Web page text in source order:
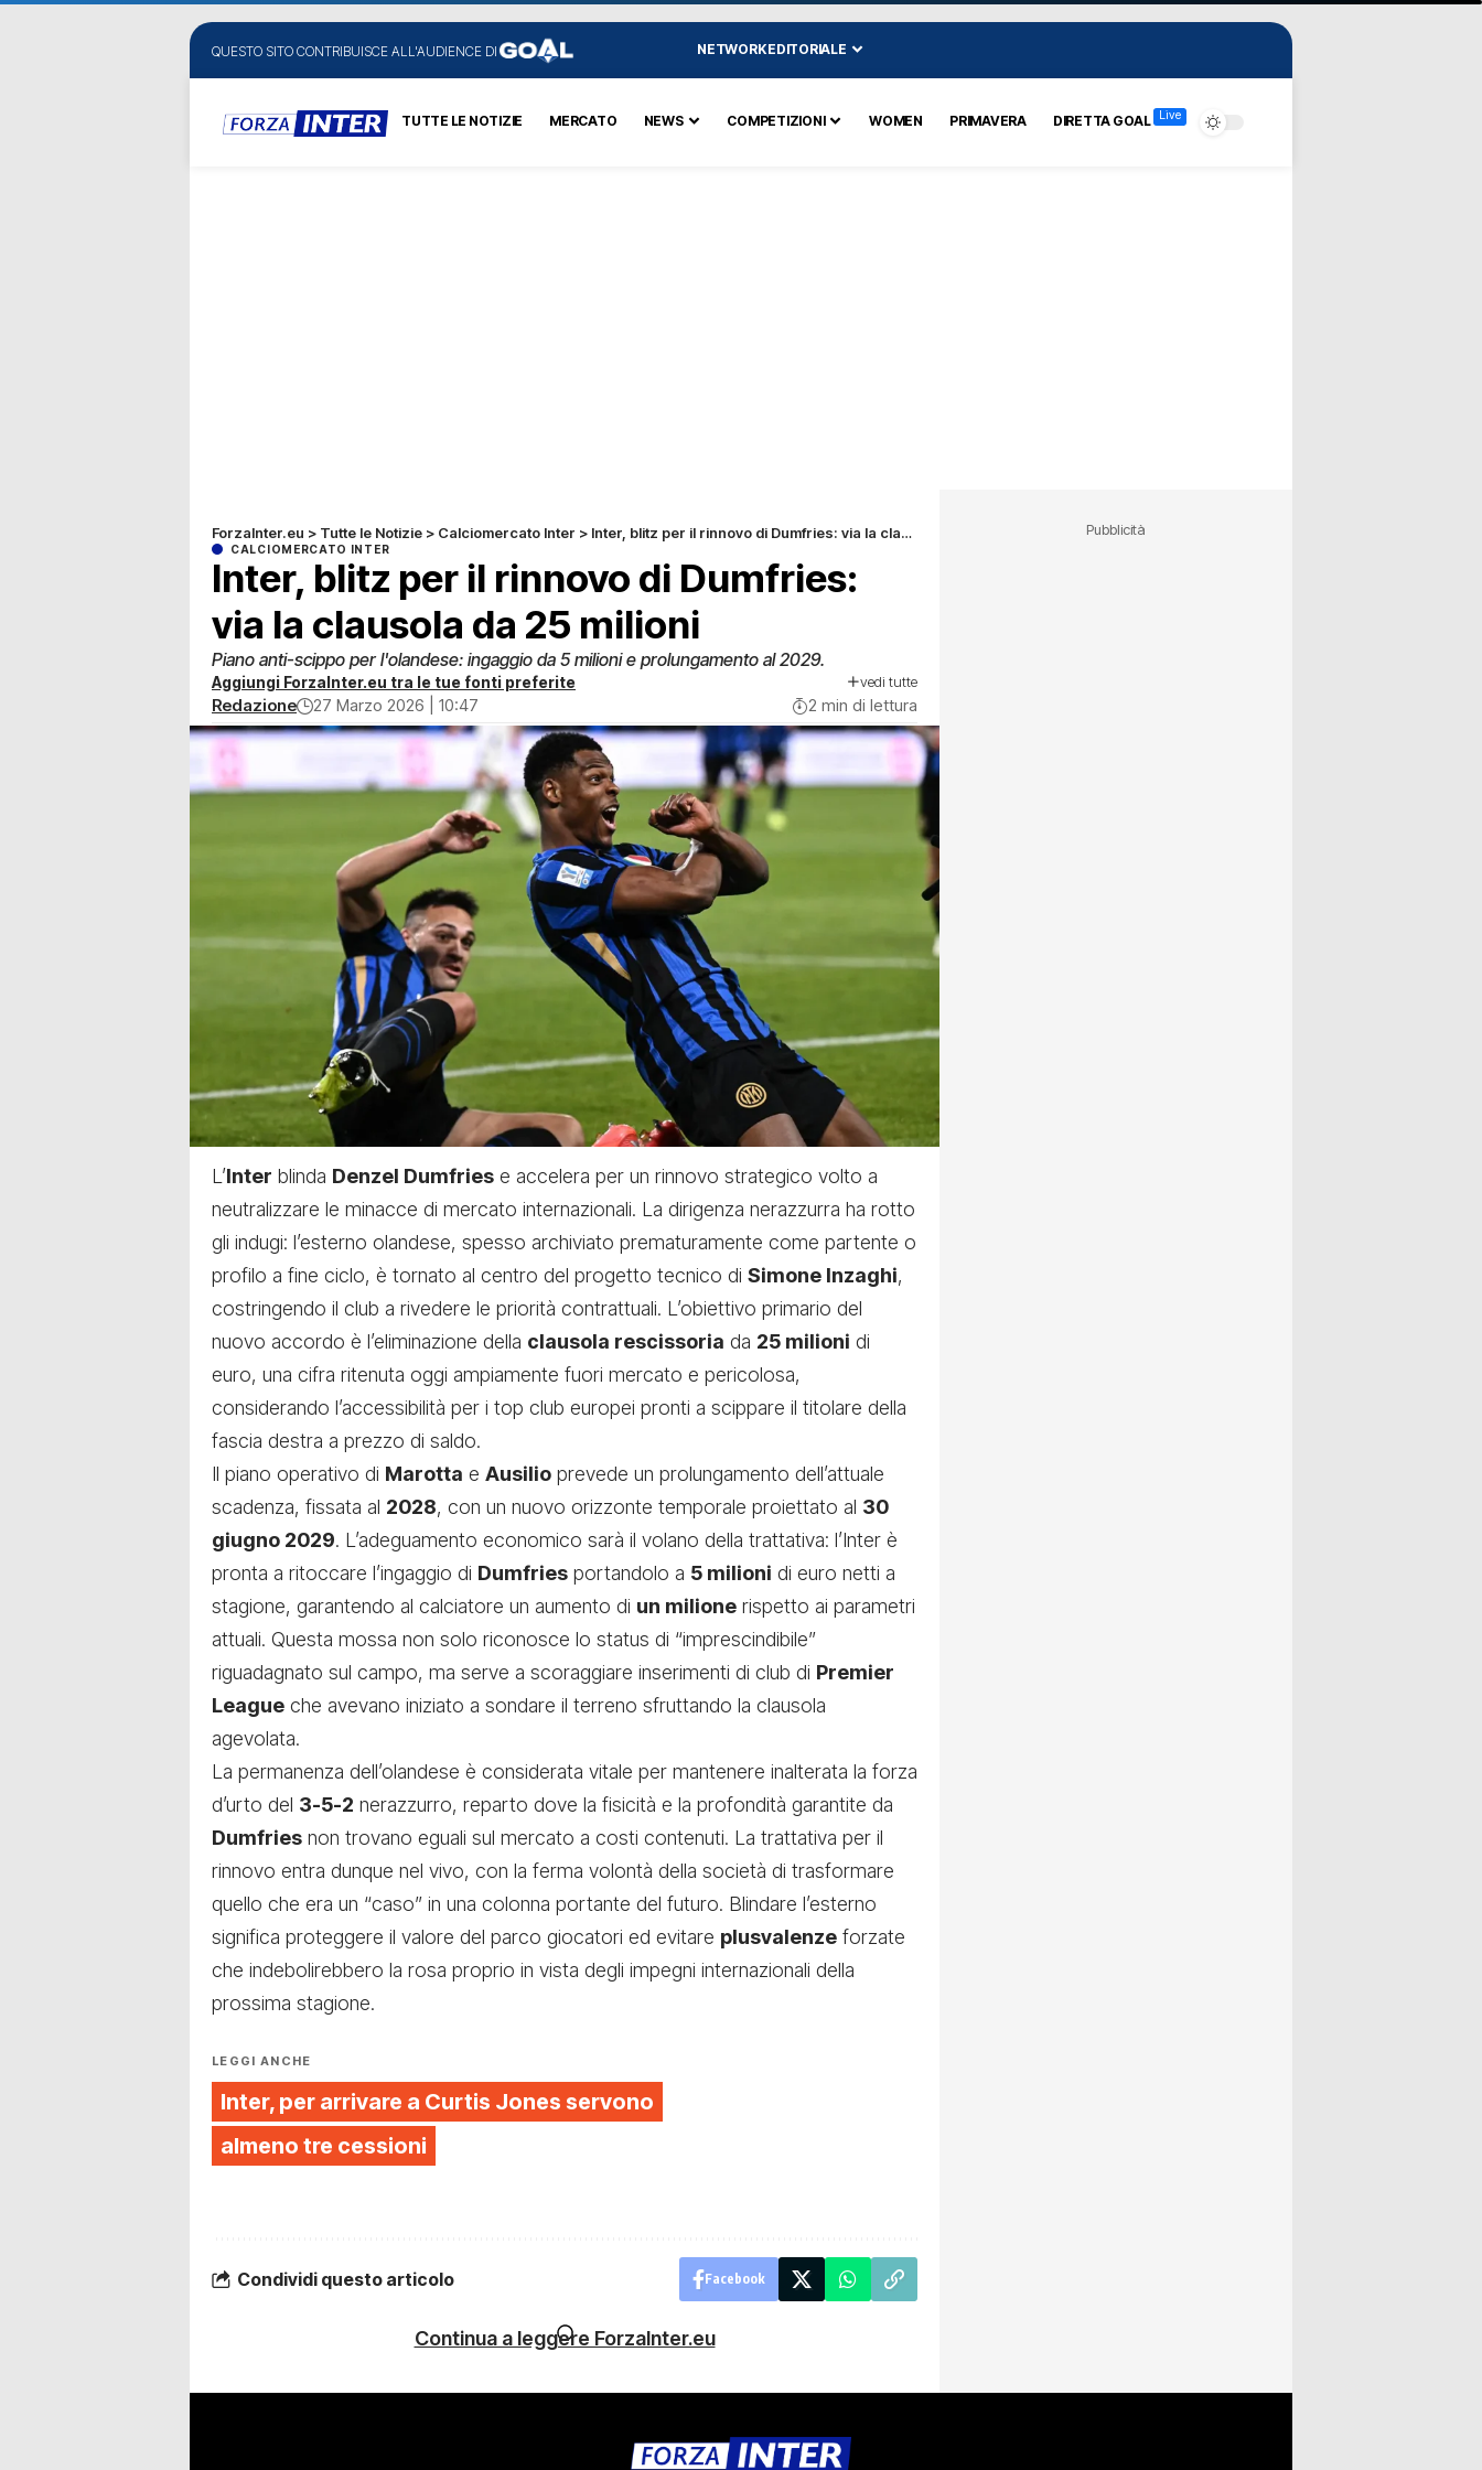
QUESTO SITO CONTRIBUISCE ALL'AUDIENCE DI NETWORK EDITORIALE
TUTTE LE NOTIZIE MERCATO NEWS COMPETIZIONI WOMEN PRIMAVERA DIRETTA GOAL Live
ForzaInter.eu > Tutte le Notizie > Calciomercato Inter > Inter, blitz per il rinnovo di Dumfries: via la clausola da 25 milioni
CALCIOMERCATO INTER
Inter, blitz per il rinnovo di Dumfries:
via la clausola da 25 milioni
Piano anti-scippo per l'olandese: ingaggio da 5 milioni e prolungamento al 2029.
Aggiungi ForzaInter.eu tra le tue fonti preferite vedi tutte
Redazione 27 Marzo 2026 | 10:47 2 min di lettura
L’Inter blinda Denzel Dumfries e accelera per un rinnovo strategico volto a
neutralizzare le minacce di mercato internazionali. La dirigenza nerazzurra ha rotto
gli indugi: l’esterno olandese, spesso archiviato prematuramente come partente o
profilo a fine ciclo, è tornato al centro del progetto tecnico di Simone Inzaghi,
costringendo il club a rivedere le priorità contrattuali. L’obiettivo primario del
nuovo accordo è l’eliminazione della clausola rescissoria da 25 milioni di
euro, una cifra ritenuta oggi ampiamente fuori mercato e pericolosa,
considerando l’accessibilità per i top club europei pronti a scippare il titolare della
fascia destra a prezzo di saldo.
Il piano operativo di Marotta e Ausilio prevede un prolungamento dell’attuale
scadenza, fissata al 2028, con un nuovo orizzonte temporale proiettato al 30
giugno 2029. L’adeguamento economico sarà il volano della trattativa: l’Inter è
pronta a ritoccare l’ingaggio di Dumfries portandolo a 5 milioni di euro netti a
stagione, garantendo al calciatore un aumento di un milione rispetto ai parametri
attuali. Questa mossa non solo riconosce lo status di “imprescindibile”
riguadagnato sul campo, ma serve a scoraggiare inserimenti di club di Premier
League che avevano iniziato a sondare il terreno sfruttando la clausola
agevolata.
La permanenza dell’olandese è considerata vitale per mantenere inalterata la forza
d’urto del 3-5-2 nerazzurro, reparto dove la fisicità e la profondità garantite da
Dumfries non trovano eguali sul mercato a costi contenuti. La trattativa per il
rinnovo entra dunque nel vivo, con la ferma volontà della società di trasformare
quello che era un “caso” in una colonna portante del futuro. Blindare l’esterno
significa proteggere il valore del parco giocatori ed evitare plusvalenze forzate
che indebolirebbero la rosa proprio in vista degli impegni internazionali della
prossima stagione.
LEGGI ANCHE
Inter, per arrivare a Curtis Jones servono
almeno tre cessioni
Condividi questo articolo Facebook
Continua a leggere ForzaInter.eu
Pubblicità